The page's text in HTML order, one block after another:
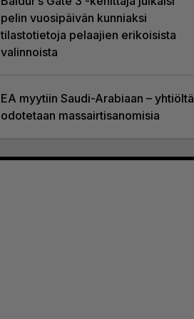
pelin vuosipäivän kunniaksi
tilastotietoja pelaajien erikoisista
valinnoista
EA myytiin Saudi-Arabiaan – yhtiöltä
odotetaan massairtisanomisia